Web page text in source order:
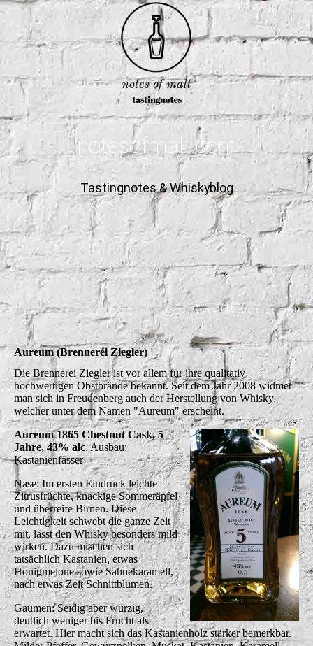
notesofmalt.com
Tastingnotes & Whiskyblog
Aureum (Brennerei Ziegler)
Die Brennerei Ziegler ist vor allem für ihre qualitativ
hochwertigen Obstbrände bekannt. Seit dem Jahr 2008 widmet
man sich in Freudenberg auch der Herstellung von Whisky,
welcher unter dem Namen "Aureum" erscheint.
Aureum 1865 Chestnut Cask, 5
Jahre, 43% alc. Ausbau:
Kastanienfässer
Nase: Im ersten Eindruck leichte
Zitrusfrüchte, knackige Sommeräpfel
und überreife Birnen. Diese
Leichtigkeit schwebt die ganze Zeit
mit, lässt den Whisky besonders mild
wirken. Dazu mischen sich
tatsächlich Kastanien, etwas
Honigmelone sowie Sahnekaramell,
nach etwas Zeit Schnittblumen.
Gaumen: Seidig aber würzig,
deutlich weniger bis Frucht als
erwartet. Hier macht sich das Kastanienholz stärker bemerkbar.